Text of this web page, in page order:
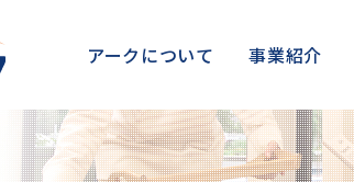
アークについて 事業紹介